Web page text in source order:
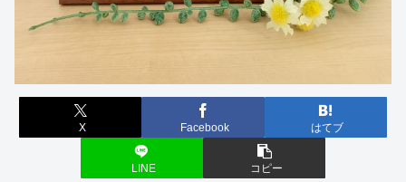
X Facebook はてブ
LINE コピー